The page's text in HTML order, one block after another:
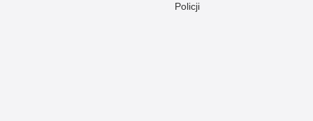
Policji